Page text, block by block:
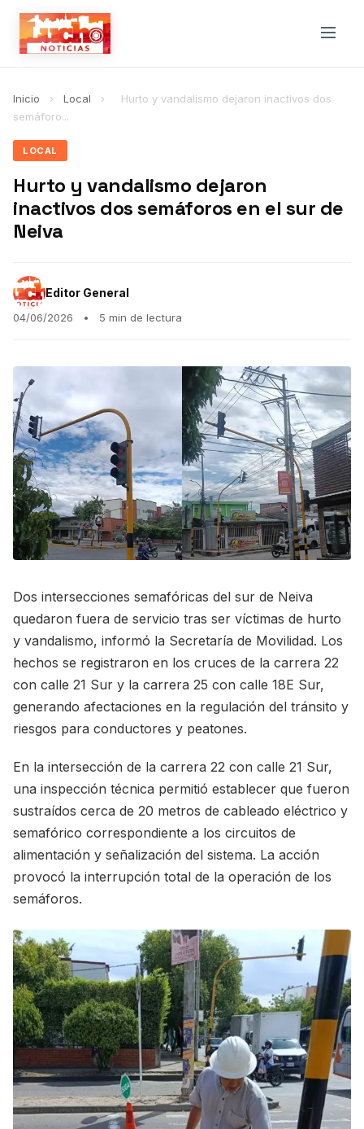
Inicio › Local ›
Hurto y vandalismo dejaron inactivos dos
semáforo...
LOCAL
Hurto y vandalismo dejaron
inactivos dos semáforos en el sur de
Neiva
Editor General
04/06/2026 • 5 min de lectura
Dos intersecciones semafóricas del sur de Neiva
quedaron fuera de servicio tras ser víctimas de hurto
y vandalismo, informó la Secretaría de Movilidad. Los
hechos se registraron en los cruces de la carrera 22
con calle 21 Sur y la carrera 25 con calle 18E Sur,
generando afectaciones en la regulación del tránsito y
riesgos para conductores y peatones.
En la intersección de la carrera 22 con calle 21 Sur,
una inspección técnica permitió establecer que fueron
sustraídos cerca de 20 metros de cableado eléctrico y
semafórico correspondiente a los circuitos de
alimentación y señalización del sistema. La acción
provocó la interrupción total de la operación de los
semáforos.